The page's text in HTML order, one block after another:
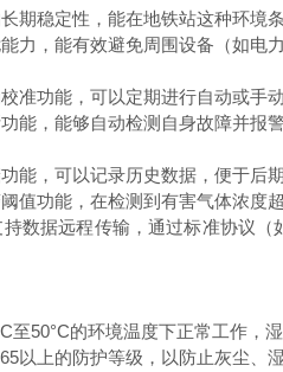
期稳定性，能在地铁站这种环
力，能有效避免周围设备（如
准功能，可以定期进行自动或
能，能够自动检测自身故障并
能，可以记录历史数据，便于后
值功能，在检测到有害气体浓
数据远程传输，通过标准协议
至50°C的环境温度下正常工作，
以上的防护等级，以防止灰尘、